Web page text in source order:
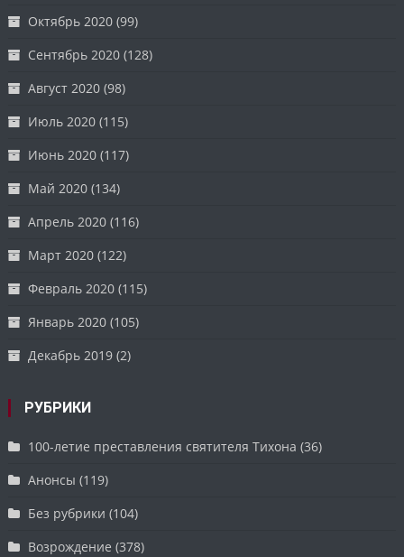
Октябрь 2020 (99)
Сентябрь 2020 (128)
Август 2020 (98)
Июль 2020 (115)
Июнь 2020 (117)
Май 2020 (134)
Апрель 2020 (116)
Март 2020 (122)
Февраль 2020 (115)
Январь 2020 (105)
Декабрь 2019 (2)
РУБРИКИ
100-летие преставления святителя Тихона (36)
Анонсы (119)
Без рубрики (104)
Возрождение (378)